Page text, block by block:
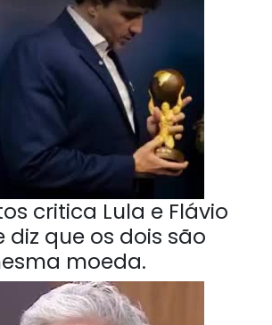
critica Lula e Flávio
diz que os dois são
moeda.